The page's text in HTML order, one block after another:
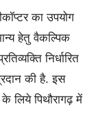
का उपयोग
हेतु वैकल्पिक
निर्धारित
की है. इस
के लिये पिथौरागढ़ में